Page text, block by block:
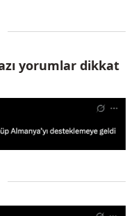
yorumlar dikkat